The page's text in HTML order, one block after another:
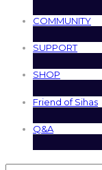
COMMUNITY
SUPPORT
SHOP
Friend of Sihas
Q&A